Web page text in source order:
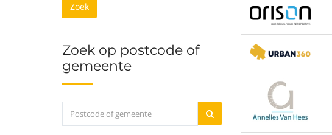
Zoek
Zoek op postcode of
gemeente